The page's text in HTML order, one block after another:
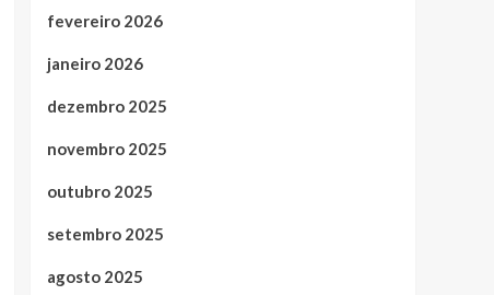
fevereiro 2026
janeiro 2026
dezembro 2025
novembro 2025
outubro 2025
setembro 2025
agosto 2025